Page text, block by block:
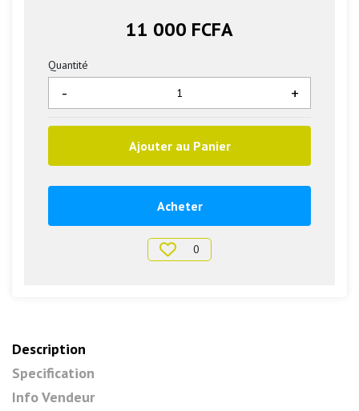
11 000 FCFA
Quantité
+
-
Ajouter au Panier
Acheter
0
Description
Specification
Info Vendeur